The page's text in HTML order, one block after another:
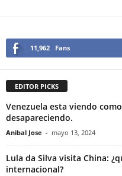
11,962 Fans
EDITOR PICKS
Venezuela esta viendo
desapareciendo.
Anibal Jose - mayo 13, 2024
Lula da Silva visita China:
internacional?